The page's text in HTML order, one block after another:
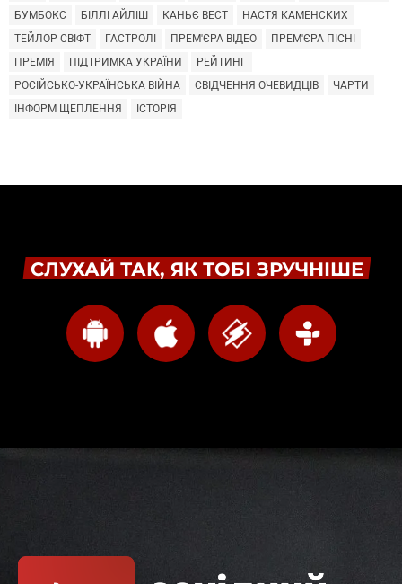
БУМБОКС
БІЛЛІ АЙЛІШ КАНЬЄ ВЕСТ
НАСТЯ КАМЕНСКИХ
ТЕЙЛОР СВІФТ
ГАСТРОЛІ ПРЕМ'ЄРА ВІДЕО
ПРЕМ'ЄРА ПІСНІ
ПРЕМІЯ
ПІДТРИМКА УКРАЇНИ
РЕЙТИНГ
РОСІЙСЬКО-УКРАЇНСЬКА ВІЙНА
СВІДЧЕННЯ ОЧЕВИДЦІВ
ЧАРТИ
ІНФОРМ ЩЕПЛЕННЯ
ІСТОРІЯ
СЛУХАЙ ТАК, ЯК ТОБІ ЗРУЧНІШЕ